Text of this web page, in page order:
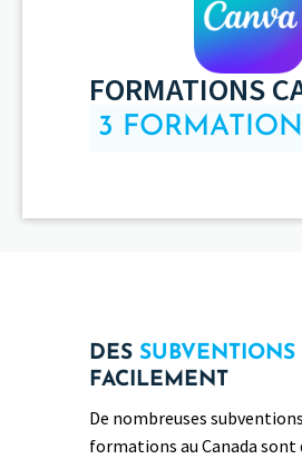
FORMATIONS
3
DES SUBVENTIONS
FACILEMENT
De nombreuses
formations au Canada sont